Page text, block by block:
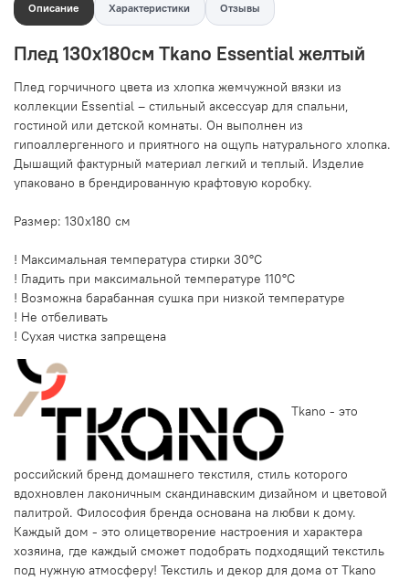
Описание Характеристики Отзывы
Плед 130х180см Tkano Essential желтый
Плед горчичного цвета из хлопка жемчужной вязки из
коллекции Essential – стильный аксессуар для спальни,
гостиной или детской комнаты. Он выполнен из
гипоаллергенного и приятного на ощупь натурального хлопка.
Дышащий фактурный материал легкий и теплый. Изделие
упаковано в брендированную крафтовую коробку.
Размер: 130х180 см
! Максимальная температура стирки 30°C
! Гладить при максимальной температуре 110°C
! Возможна барабанная сушка при низкой температуре
! Не отбеливать
! Сухая чистка запрещена
Tkano - это
российский бренд домашнего текстиля, стиль которого
вдохновлен лаконичным скандинавским дизайном и цветовой
палитрой. Философия бренда основана на любви к дому.
Каждый дом - это олицетворение настроения и характера
хозяина, где каждый сможет подобрать подходящий текстиль
под нужную атмосферу! Текстиль и декор для дома от Tkano